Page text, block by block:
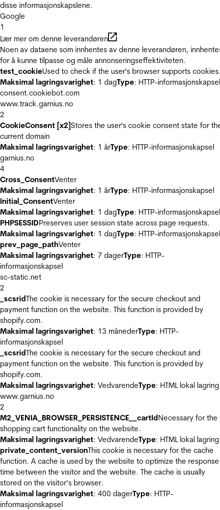
disse informasjonskapslene.
Google
1
Lær mer om denne leverandøren
Noen av dataene som innhentes av denne leverandøren,
for å kunne tilpasse og måle annonseringseffektiviteten.
test_cookieUsed to check if the user's browser supports
Maksimal lagringsvarighet: 1 dagType: HTTP-informasjonskapsel
consent.cookiebot.com
www.track.garnius.no
2
CookieConsent [x2]Stores the user's cookie consent state for
current domain
Maksimal lagringsvarighet: 1 årType: HTTP-informasjonskapsel
garnius.no
4
Cross_ConsentVenter
Maksimal lagringsvarighet: 1 årType: HTTP-informasjonskapsel
Initial_ConsentVenter
Maksimal lagringsvarighet: 1 dagType: HTTP-informasjonskapsel
PHPSESSIDPreserves user session state across page requests.
Maksimal lagringsvarighet: 1 dagType: HTTP-informasjonskapsel
prev_page_pathVenter
Maksimal lagringsvarighet: 7 dagerType: HTTP-
informasjonskapsel
sc-static.net
2
_scsridThe cookie is necessary for the secure checkout and
payment function on the website. This function is provided by
shopify.com.
Maksimal lagringsvarighet: 13 månederType: HTTP-
informasjonskapsel
_scsridThe cookie is necessary for the secure checkout and
payment function on the website. This function is provided by
shopify.com.
Maksimal lagringsvarighet: VedvarendeType: HTML lokal lagring
www.garnius.no
2
M2_VENIA_BROWSER_PERSISTENCE__cartIdNecessary for the
shopping cart functionality on the website.
Maksimal lagringsvarighet: VedvarendeType: HTML lokal lagring
private_content_versionThis cookie is necessary for the cache
function. A cache is used by the website to optimize the response
time between the visitor and the website. The cache is usually
stored on the visitor’s browser.
Maksimal lagringsvarighet: 400 dagerType: HTTP-
informasjonskapsel